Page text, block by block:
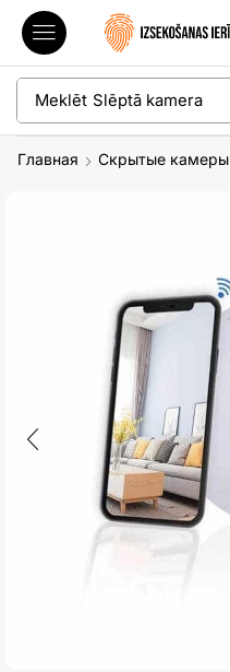
Meklēt Slēptā kamera
Главная Скрытые камеры